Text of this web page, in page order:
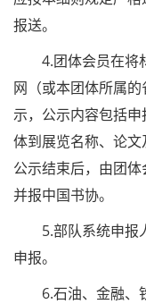
报送。
4.团体会员在将
网（或本团体所属
示，公示内容包括
体到展览名称、论文
公示结束后，由团
并报中国书协。
5.部队系统申报
申报。
6.石油、金融、